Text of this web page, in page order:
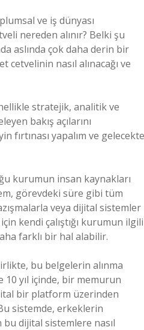
ve iş dünyası
nereden alınır? Belki şu
aslında çok daha derin bir
nasıl alınacağı ve
stratejik, analitik ve
bakış açılarını
fırtınası yapalım ve gelecekte
kurumun insan kaynakları
görevdeki süre gibi tüm
veya dijital sistemler
kendi çalıştığı kurumun ilgili
farklı bir hal alabilir.
bu belgelerin alınma
10 yıl içinde, bir memurun
bir platform üzerinden
sistemde, erkeklerin
bu dijital sistemlere nasıl